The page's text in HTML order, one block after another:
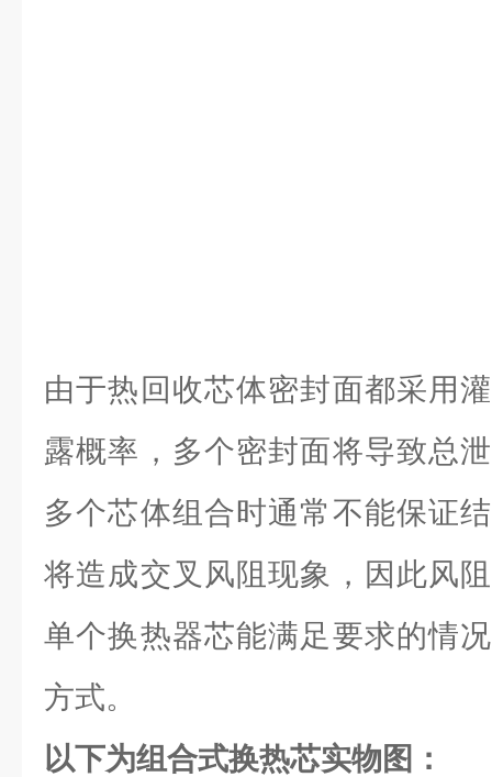
由于热回收芯体密封面都采用
露概率，多个密封面将导致总
多个芯体组合时通常不能保证
将造成交叉风阻现象，因此风
单个换热器芯能满足要求的情
方式。
以下为组合式换热芯实物图：